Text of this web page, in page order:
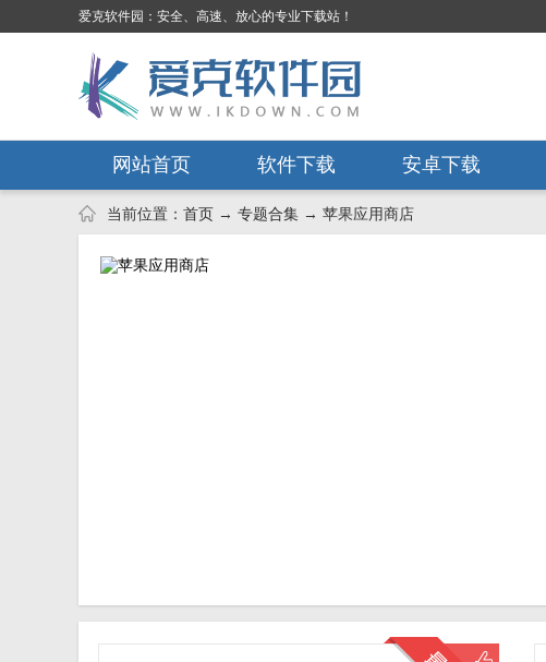
爱克软件园：安全、高速、放心的专业下载站！
网站首页 软件下载 安卓下载
当前位置： 首页 → 专题合集 → 苹果应用商店